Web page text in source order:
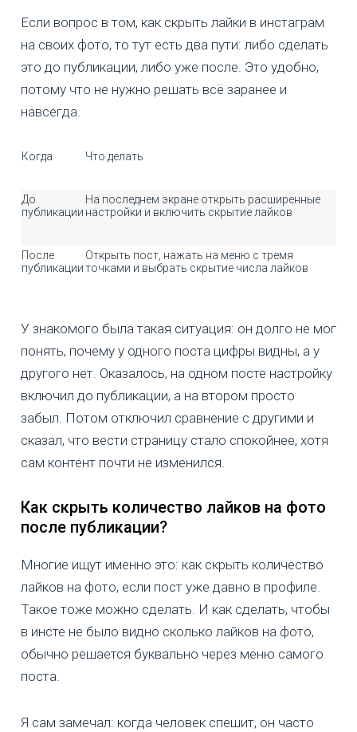
Если вопрос в том, как скрыть лайки в инстаграм
на своих фото, то тут есть два пути: либо сделать
это до публикации, либо уже после. Это удобно,
потому что не нужно решать всё заранее и
навсегда.
Когда Что делать
До
публикации
На последнем экране открыть расширенные
настройки и включить скрытие лайков
После
публикации
Открыть пост, нажать на меню с тремя
точками и выбрать скрытие числа лайков
У знакомого была такая ситуация: он долго не мог
понять, почему у одного поста цифры видны, а у
другого нет. Оказалось, на одном посте настройку
включил до публикации, а на втором просто
забыл. Потом отключил сравнение с другими и
сказал, что вести страницу стало спокойнее, хотя
сам контент почти не изменился.
Как скрыть количество лайков на фото
после публикации?
Многие ищут именно это: как скрыть количество
лайков на фото, если пост уже давно в профиле.
Такое тоже можно сделать. И как сделать, чтобы
в инсте не было видно сколько лайков на фото,
обычно решается буквально через меню самого
поста.
Я сам замечал: когда человек спешит, он часто